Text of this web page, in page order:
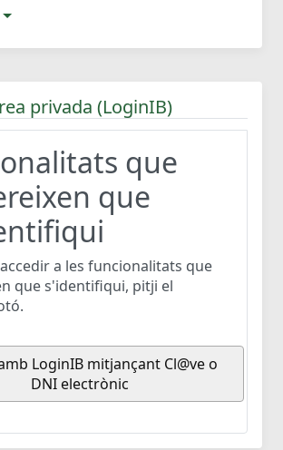
privada (LoginIB)
que
que
a les funcionalitats que
que s'identifiqui, pitji el
LoginIB mitjançant Cl@ve o
DNI electrònic